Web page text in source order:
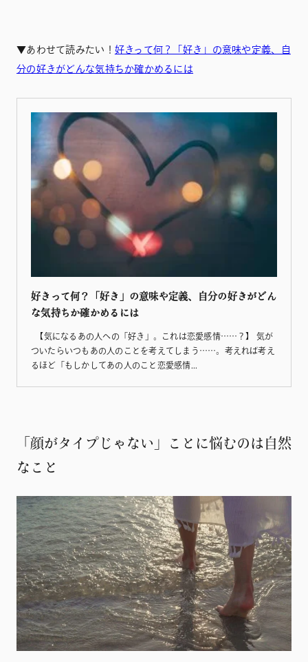
▼あわせて読みたい！ 好きって何？「好き」の意味や定義、自
分の好きがどんな気持ちか確かめるには
好きって何？「好き」の意味や定義、自分の好きがどん
な気持ちか確かめるには
【気になるあの人への「好き」。これは恋愛感情……？】 気が
ついたらいつもあの人のことを考えてしまう……。考えれば考え
るほど「もしかしてあの人のこと恋愛感情...
「顔がタイプじゃない」ことに悩むのは自然
なこと